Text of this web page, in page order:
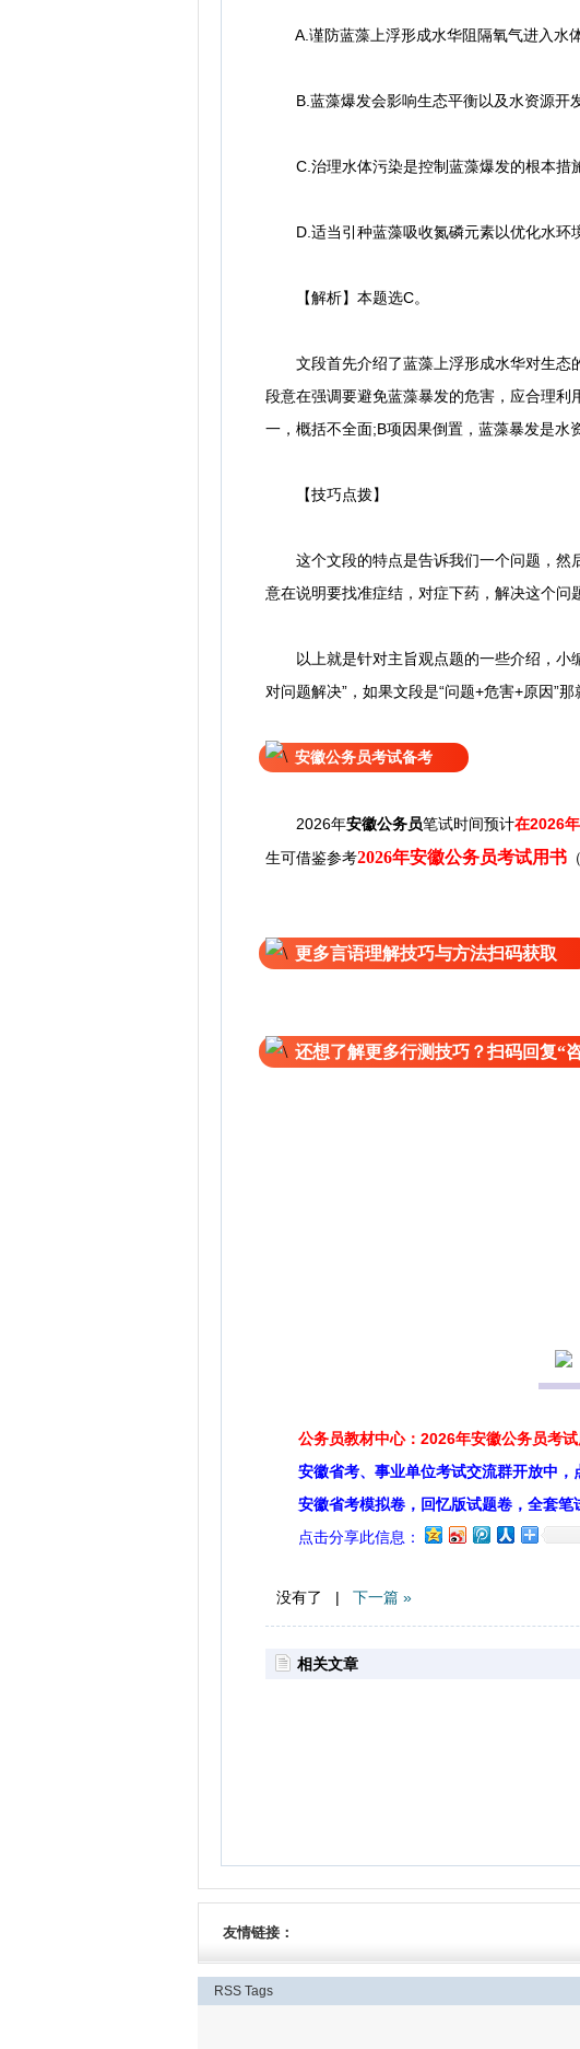
A.谨防蓝藻上浮形成水华阻隔氧气进入水
B.蓝藻爆发会影响生态平衡以及水资源开
C.治理水体污染是控制蓝藻爆发的根本措
D.适当引种蓝藻吸收氮磷元素以优化水环
【解析】本题选C。
文段首先介绍了蓝藻上浮形成水华对生态
段意在强调要避免蓝藻暴发的危害，应合理利
一，概括不全面;B项因果倒置，蓝藻暴发是水
【技巧点拨】
这个文段的特点是告诉我们一个问题，然后
意在说明要找准症结，对症下药，解决这个问
以上就是针对主旨观点题的一些介绍，小编
对问题解决”，如果文段是“问题+危害+原因”那
安徽公务员考试备考
2026年安徽公务员笔试时间预计在2026年
生可借鉴参考2026年安徽公务员考试用书 （
更多言语理解技巧与方法扫码获取
还想了解更多行测技巧？扫码回复“
公务员教材中心：2026年安徽公务员考
安徽省考、事业单位考试交流群开放中，
安徽省考模拟卷，回忆版试题卷，全套笔
点击分享此信息：
没有了 | 下一篇 »
相关文章
友情链接：
RSS Tags